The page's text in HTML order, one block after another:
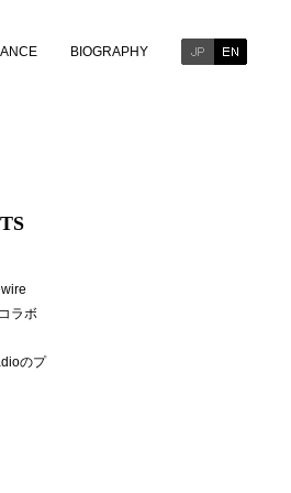
BIOGRAPHY
ラボ
のプ